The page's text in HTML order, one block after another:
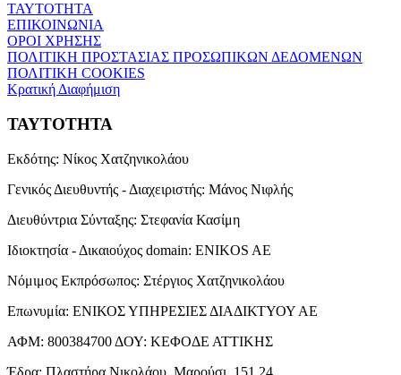
ΤΑΥΤΟΤΗΤΑ
ΕΠΙΚΟΙΝΩΝΙΑ
ΟΡΟΙ ΧΡΗΣΗΣ
ΠΟΛΙΤΙΚΗ ΠΡΟΣΤΑΣΙΑΣ ΠΡΟΣΩΠΙΚΩΝ ΔΕΔΟΜΕΝΩΝ
ΠΟΛΙΤΙΚΗ COOKIES
Κρατική Διαφήμιση
ΤΑΥΤΟΤΗΤΑ
Εκδότης: Νίκος Χατζηνικολάου
Γενικός Διευθυντής - Διαχειριστής: Μάνος Νιφλής
Διευθύντρια Σύνταξης: Στεφανία Κασίμη
Ιδιοκτησία - Δικαιούχος domain: ENIKOS AE
Νόμιμος Εκπρόσωπος: Στέργιος Χατζηνικολάου
Επωνυμία: ΕΝΙΚΟΣ ΥΠΗΡΕΣΙΕΣ ΔΙΑΔΙΚΤΥΟΥ ΑΕ
ΑΦΜ: 800384700 ΔΟΥ: ΚΕΦΟΔΕ ΑΤΤΙΚΗΣ
Έδρα: Πλαστήρα Νικολάου, Μαρούσι, 151 24